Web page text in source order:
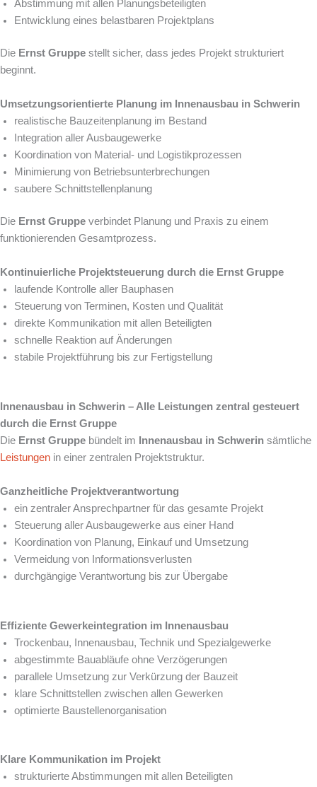
Abstimmung mit allen Planungsbeteiligten
Entwicklung eines belastbaren Projektplans
Die Ernst Gruppe stellt sicher, dass jedes Projekt strukturiert
beginnt.
Umsetzungsorientierte Planung im Innenausbau in Schwerin
realistische Bauzeitenplanung im Bestand
Integration aller Ausbaugewerke
Koordination von Material- und Logistikprozessen
Minimierung von Betriebsunterbrechungen
saubere Schnittstellenplanung
Die Ernst Gruppe verbindet Planung und Praxis zu einem
funktionierenden Gesamtprozess.
Kontinuierliche Projektsteuerung durch die Ernst Gruppe
laufende Kontrolle aller Bauphasen
Steuerung von Terminen, Kosten und Qualität
direkte Kommunikation mit allen Beteiligten
schnelle Reaktion auf Änderungen
stabile Projektführung bis zur Fertigstellung
Innenausbau in Schwerin – Alle Leistungen zentral gesteuert
durch die Ernst Gruppe
Die Ernst Gruppe bündelt im Innenausbau in Schwerin sämtliche
Leistungen in einer zentralen Projektstruktur.
Ganzheitliche Projektverantwortung
ein zentraler Ansprechpartner für das gesamte Projekt
Steuerung aller Ausbaugewerke aus einer Hand
Koordination von Planung, Einkauf und Umsetzung
Vermeidung von Informationsverlusten
durchgängige Verantwortung bis zur Übergabe
Effiziente Gewerkeintegration im Innenausbau
Trockenbau, Innenausbau, Technik und Spezialgewerke
abgestimmte Bauabläufe ohne Verzögerungen
parallele Umsetzung zur Verkürzung der Bauzeit
klare Schnittstellen zwischen allen Gewerken
optimierte Baustellenorganisation
Klare Kommunikation im Projekt
strukturierte Abstimmungen mit allen Beteiligten